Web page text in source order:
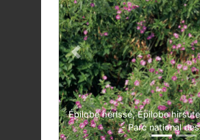
Épilobe hérissé, Épilobe
- Parc national
Previous